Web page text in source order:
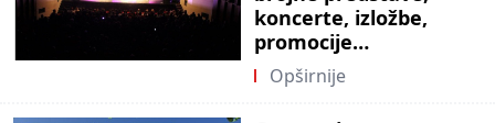
koncerte, izložbe,
promocije…
Opširnije